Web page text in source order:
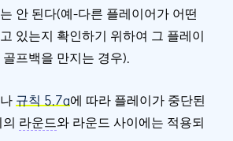
안 된다(예-다른 플레이어가 어떤
있는지 확인하기 위하여 그 플레이
프백을 만지는 경우).
규칙 5.7a에 따라 플레이가 중단된
라운드와 라운드 사이에는 적용되